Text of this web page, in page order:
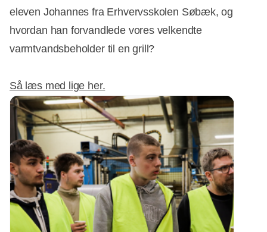
eleven Johannes fra Erhvervsskolen Søbæk, og
hvordan han forvandlede vores velkendte
varmtvandsbeholder til en grill?
Så læs med lige her.